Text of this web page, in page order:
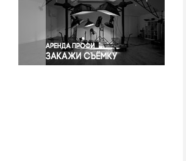
Спорт
Экология
Экономика и бизнес